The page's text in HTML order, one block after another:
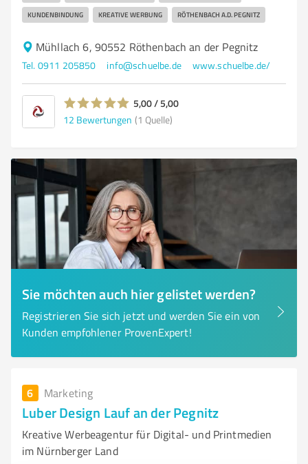
KUNDENBINDUNG KREATIVE WERBUNG RÖTHENBACH A.D. PEGNITZ
Mühllach 6, 90552 Röthenbach an der Pegnitz
Tel. 0911 205850 info@schuelbe.de www.schuelbe.de/
5,00 / 5,00
12 Bewertungen (1 Quelle)
Sie möchten auch hier gelistet werden?
Registrieren Sie sich jetzt und werden Sie ein von
Kunden empfohlener ProvenExpert!
6 Marketing
Luber Design Lauf an der Pegnitz
Kreative Werbeagentur für Digital- und Printmedien
im Nürnberger Land